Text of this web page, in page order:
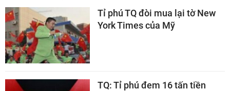
Tỉ phú TQ đòi mua lại tờ New
York Times của Mỹ
TQ: Tỉ phú đem 16 tấn tiền